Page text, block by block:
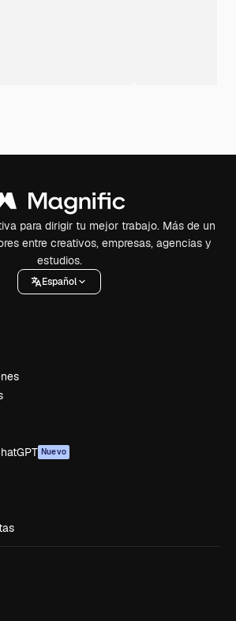
para dirigir tu mejor trabajo. Más de un
entre creativos, empresas, agencias y
estudios.
Español
Nuevo